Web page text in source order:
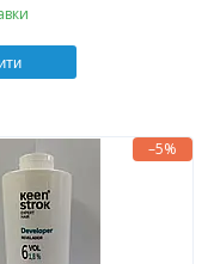
–5%